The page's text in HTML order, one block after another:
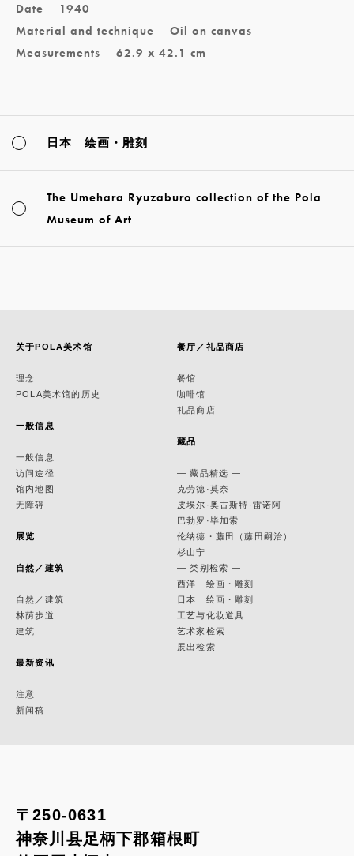
Date
1940
Material and technique
Oil on canvas
Measurements
62.9 x 42.1 cm
日本 绘画・雕刻
The Umehara Ryuzaburo collection of the Pola
Museum of Art
关于POLA美术馆
理念
POLA美术馆的历史
一般信息
一般信息
访问途径
馆内地图
无障碍
展览
自然／建筑
自然／建筑
林荫步道
建筑
最新资讯
注意
新闻稿
餐厅／礼品商店
餐馆
咖啡馆
礼品商店
藏品
— 藏品精选 —
克劳德·莫奈
皮埃尔·奥古斯特·雷诺阿
巴勃罗·毕加索
伦纳德・藤田（藤田嗣治）
杉山宁
— 类别检索 —
西洋 绘画・雕刻
日本 绘画・雕刻
工艺与化妆道具
艺术家检索
展出检索
〒250-0631
神奈川县足柄下郡箱根町